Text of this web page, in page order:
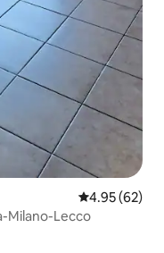
Calificación
4.95 (62)
GP Monza-Milano-Lecco